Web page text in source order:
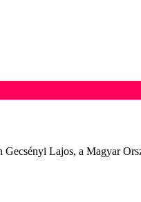
Lajos, a Magyar